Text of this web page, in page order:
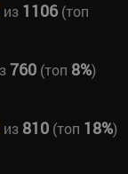
из 1106(топ
760(топ 8%)
из 810(топ 18%)